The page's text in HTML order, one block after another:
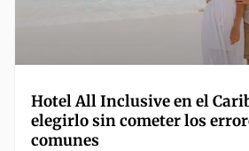
Hotel All Inclusive en el
elegirlo sin cometer los
comunes